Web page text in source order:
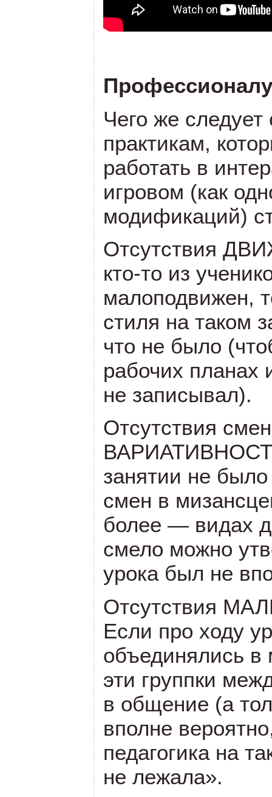
Чего же следует
практикам,
работать в
игровом (как
модификаций)
Отсутствия
кто-то из
малоподвижен,
стиля на таком
что не было
рабочих планах
не записывал).
Отсутствия
занятии не
смен в
более — видах
смело можно
урока был не
Отсутствия
Если про ходу
объединялись в
эти группки
в общение (а
вполне
педагогика на
не лежала».